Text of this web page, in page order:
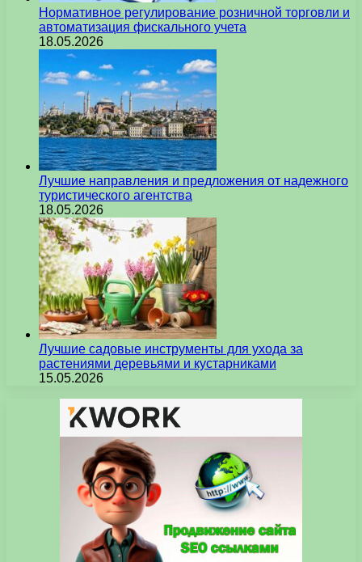
Нормативное регулирование розничной торговли и
автоматизация фискального учета
18.05.2026
Лучшие направления и предложения от надежного
туристического агентства
18.05.2026
Лучшие садовые инструменты для ухода за
растениями деревьями и кустарниками
15.05.2026